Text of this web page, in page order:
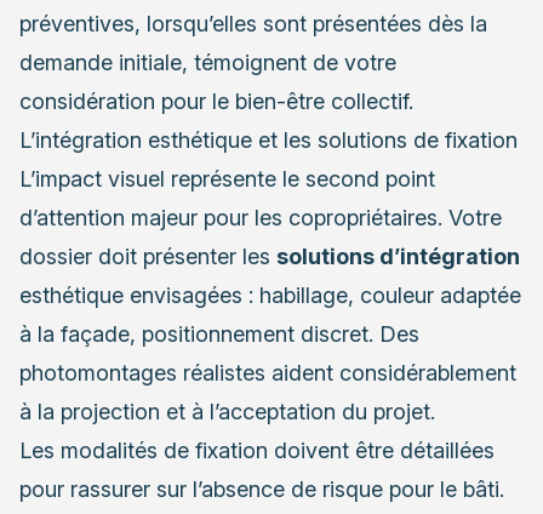
préventives, lorsqu’elles sont présentées dès la
demande initiale, témoignent de votre
considération pour le bien-être collectif.
L’intégration esthétique et les solutions de fixation
L’impact visuel représente le second point
d’attention majeur pour les copropriétaires. Votre
dossier doit présenter les solutions d’intégration
esthétique envisagées : habillage, couleur adaptée
à la façade, positionnement discret. Des
photomontages réalistes aident considérablement
à la projection et à l’acceptation du projet.
Les modalités de fixation doivent être détaillées
pour rassurer sur l’absence de risque pour le bâti.